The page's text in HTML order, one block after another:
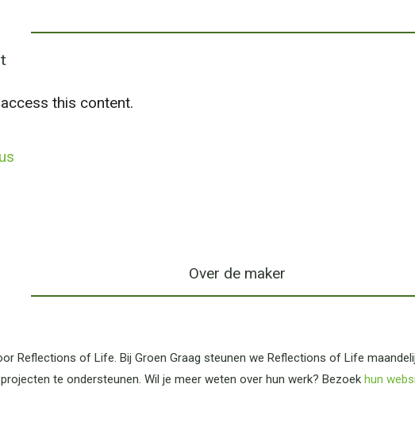
this content.
Over de maker
Reflections of Life. Bij Groen Graag steunen we Reflections of Life
te ondersteunen. Wil je meer weten over hun werk? Bezoek hun